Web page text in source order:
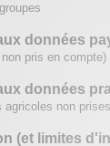
données
pris en compte)
données
agricoles non prises
(et limites